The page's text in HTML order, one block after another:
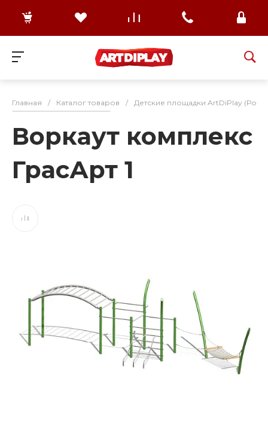
Главная / Каталог товаров / Детские площадки ArtDiPlay
Воркаут комплекс
ГрасАрт 1